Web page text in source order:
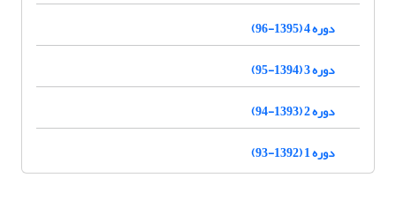
دوره 4 (1395-96)
دوره 3 (1394-95)
دوره 2 (1393-94)
دوره 1 (1392-93)